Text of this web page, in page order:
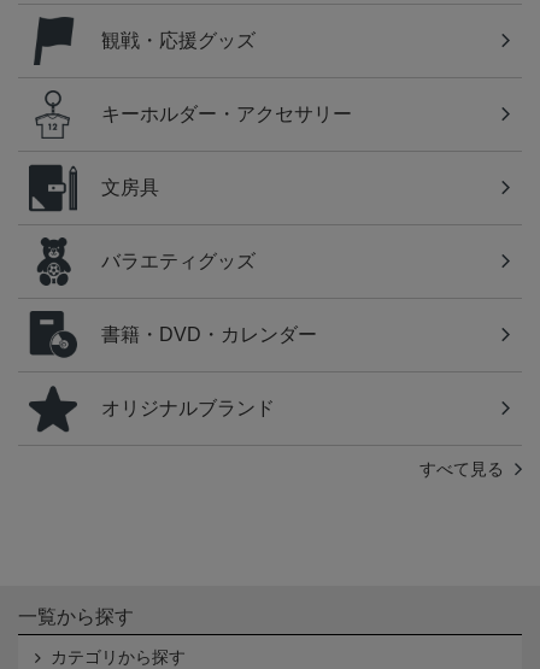
観戦・応援グッズ
キーホルダー・アクセサリー
文房具
バラエティグッズ
書籍・DVD・カレンダー
オリジナルブランド
すべて見る
一覧から探す
カテゴリから探す